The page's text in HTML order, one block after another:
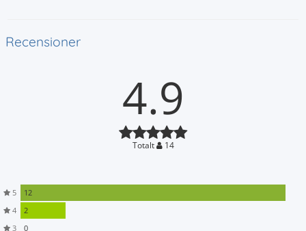
Recensioner
4.9
Totalt 14
5
12
4
2
3
0